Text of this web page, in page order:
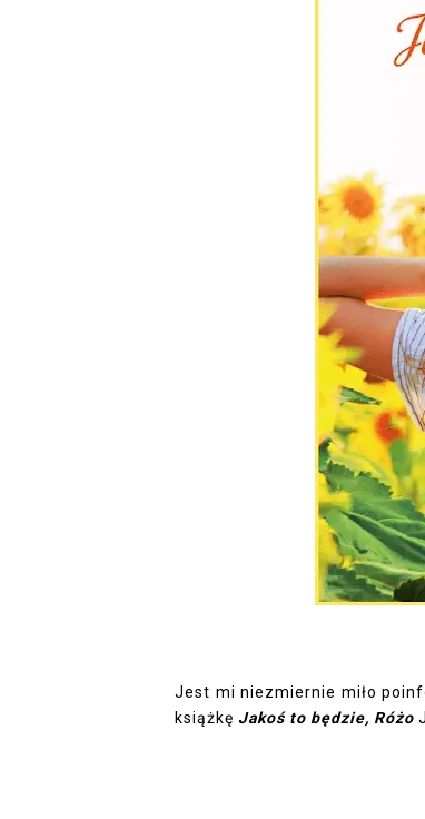
Jest mi niezmiernie miło
książkę Jakoś to będzie, Różo